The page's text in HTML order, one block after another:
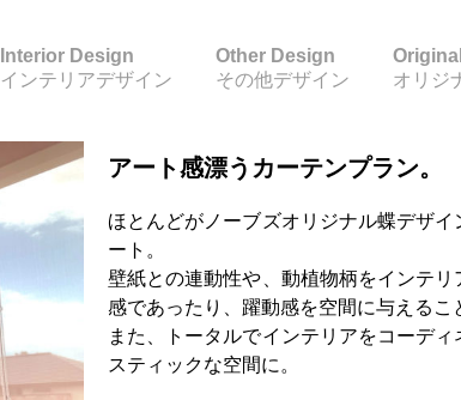
Interior Design
インテリアデザイン
Other Design
その他デザイン
オリジ
アート感漂うカーテンプラン。
ほとんどがノーブズオリジナル蝶デザ
ート。
壁紙との連動性や、動植物柄をインテ
感であったり、躍動感を空間に与えるこ
また、トータルでインテリアをコーデ
スティックな空間に。